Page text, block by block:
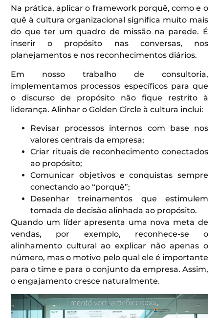
Na prática, aplicar o framework porquê, como e o
quê à cultura organizacional significa muito mais
do que ter um quadro de missão na parede. É
inserir o propósito nas conversas, nos
planejamentos e nos reconhecimentos diários.
Em nosso trabalho de consultoria,
implementamos processos específicos para que
o discurso de propósito não fique restrito à
liderança. Alinhar o Golden Circle à cultura inclui:
Revisar processos internos com base nos
valores centrais da empresa;
Criar rituais de reconhecimento conectados
ao propósito;
Comunicar objetivos e conquistas sempre
conectando ao “porquê”;
Desenhar treinamentos que estimulem
tomada de decisão alinhada ao propósito.
Quando um líder apresenta uma nova meta de
vendas, por exemplo, reconhece-se o
alinhamento cultural ao explicar não apenas o
número, mas o motivo pelo qual ele é importante
para o time e para o conjunto da empresa. Assim,
o engajamento cresce naturalmente.